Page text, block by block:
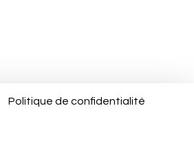
Politique de confidentialité